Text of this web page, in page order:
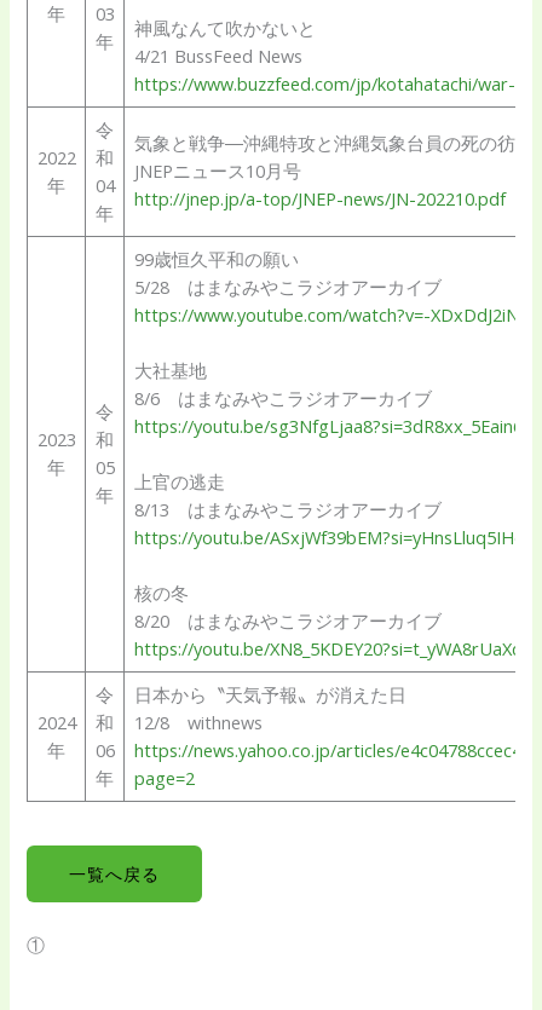
年
03
年
神風なんて吹かないと
4/21 BussFeed News
https://www.buzzfeed.com/jp/kotahatachi/war-
2022
年
令
和
04
年
気象と戦争―沖縄特攻と沖縄気象台員の死の彷徨
JNEPニュース10月号
http://jnep.jp/a-top/JNEP-news/JN-202210.pdf
2023
年
令
和
05
年
99歳恒久平和の願い
5/28 はまなみやこラジオアーカイブ
https://www.youtube.com/watch?v=-XDxDdJ2iNM
大社基地
8/6 はまなみやこラジオアーカイブ
https://youtu.be/
上官の逃走
8/13 はまなみやこラジオアーカイブ
https://youtu.be/
核の冬
8/20 はまなみやこラジオアーカイブ
https://youtu.be/
2024
年
令
和
06
年
日本から〝天気予報〟が消えた日
12/8 withnews
https://news.yahoo.co.jp/articles/
page=2
一覧へ戻る
①